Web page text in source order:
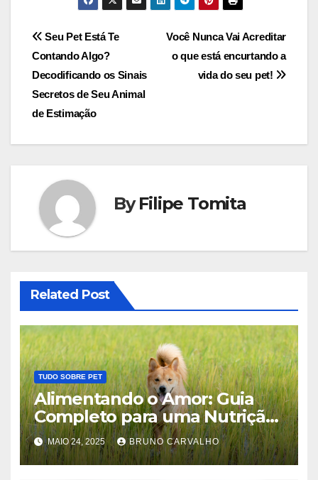
Navegação
de
Post
Você Nunca Vai Acreditar
o que está encurtando a
vida do seu pet!
Seu Pet Está Te
Contando Algo?
Decodificando os Sinais
Secretos de Seu Animal
de Estimação
ByFilipe Tomita
Related Post
TUDO SOBRE PET
Alimentando o Amor: Guia
Completo para uma Nutrição
Ideal do Seu Pet
MAIO 24, 2025 BRUNO CARVALHO